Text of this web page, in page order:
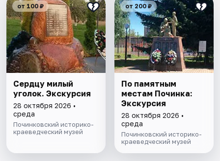
от 100 ₽
Сердцу милый
уголок. Экскурсия
28 октября 2026 •
среда
Починковский историко-
краеведческий музей
от 200 ₽
По памятным
местам Починка:
Экскурсия
28 октября 2026 •
среда
Починковский историко-
краеведческий музей